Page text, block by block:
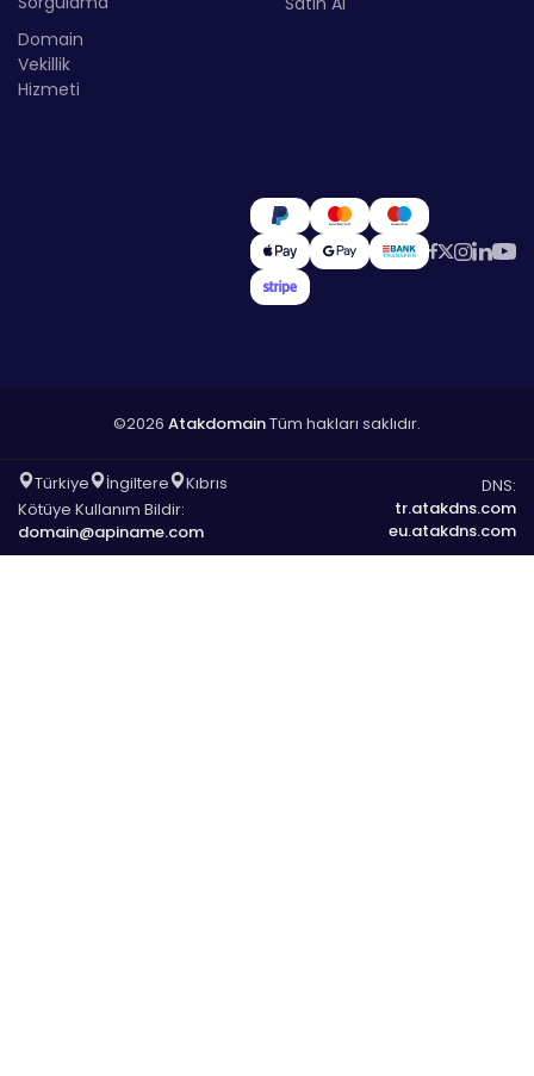
Domain
Vekillik
Hizmeti
©2026 AtakdomainTüm hakları saklıdır.
Türkiye İngiltere
Kıbrıs
Kötüye Kullanım Bildir:
domain@apiname.com
DNS:
tr.atakdns.com
eu.atakdns.com